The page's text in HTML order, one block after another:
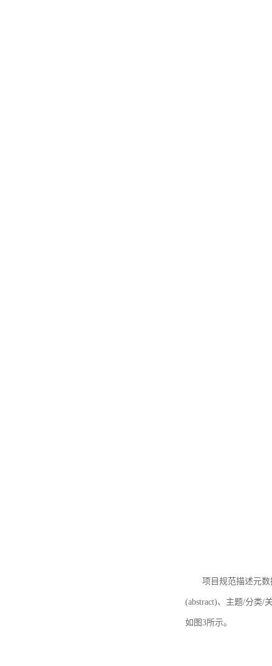
项目规范描述元
(abstract)、主题/分类/
如图3所示。